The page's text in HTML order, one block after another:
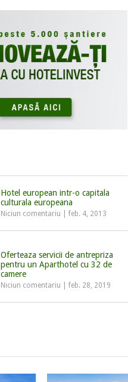
Hotel european intr-o capitala
culturala europeana
Niciun comentariu feb. 4, 2013
Oferteaza servicii de antrepriza
pentru un Aparthotel cu 32 de
camere
Niciun comentariu feb. 28, 2019